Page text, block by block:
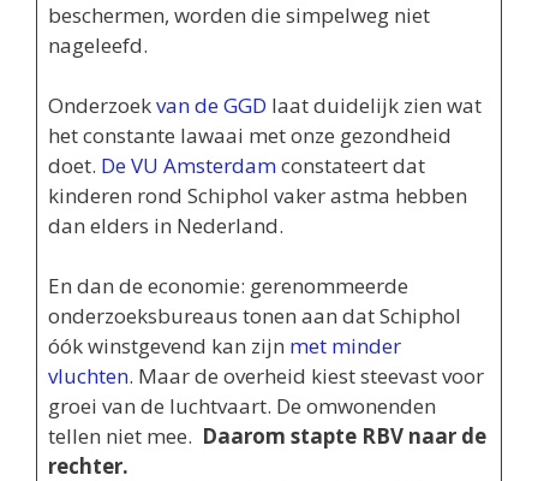
beschermen, worden die simpelweg niet
nageleefd.
Onderzoekvan de GGD laat duidelijk zien wat
het constante lawaai met onze gezondheid
doet. De VU Amsterdamconstateert dat
kinderen rond Schiphol vaker astma hebben
dan elders in Nederland.
En dan de economie: gerenommeerde
onderzoeksbureaus tonen aan dat Schiphol
óók winstgevend kan zijn met minder
vluchten. Maar de overheid kiest steevast voor
groei van de luchtvaart. De omwonenden
tellen niet mee. Daarom stapte RBV naar de
rechter.